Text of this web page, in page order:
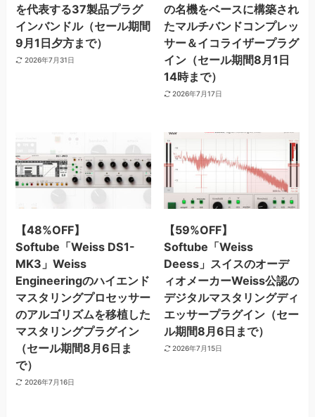
を代表する37製品プラグ
インバンドル（セール期間
9月1日夕方まで）
2026年7月31日
の名機をベースに構築され
たマルチバンドコンプレッ
サー＆イコライザープラグ
イン（セール期間8月1日
14時まで）
2026年7月17日
【48%OFF】
Softube「Weiss DS1-
MK3」Weiss
Engineeringのハイエンド
マスタリングプロセッサー
のアルゴリズムを移植した
マスタリングプラグイン
（セール期間8月6日ま
で）
2026年7月16日
【59%OFF】
Softube「Weiss
Deess」スイスのオーデ
ィオメーカーWeiss公認の
デジタルマスタリングディ
エッサープラグイン（セー
ル期間8月6日まで）
2026年7月15日